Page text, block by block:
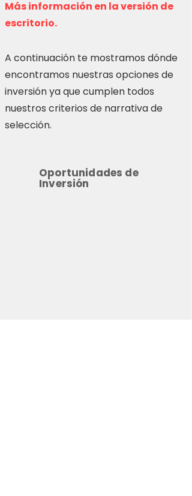
Más información en la versión de
escritorio.
A continuación te mostramos dónde
encontramos nuestras opciones de
inversión ya que cumplen todos
nuestros criterios de narrativa de
selección.
Oportunidades de
Inversión